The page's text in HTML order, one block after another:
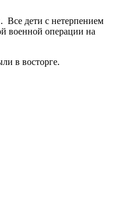
Все дети с нетерпением
военной операции на
в восторге.